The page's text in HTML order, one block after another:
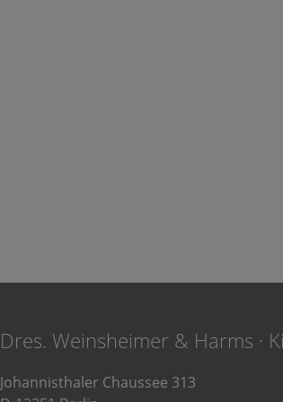
Dres. Weinsheimer & Harms ·
Johannisthaler Chaussee 313